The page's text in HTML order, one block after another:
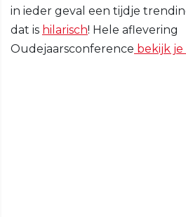
in ieder geval een tijdje
dat is hilarisch! Hele aflevering
Oudejaarsconference bekijk je